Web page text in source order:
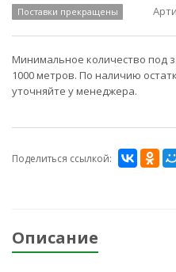
Поставки прекращены
Минимальное количество под
1000 метров. По наличию
уточняйте у менеджера.
Поделиться ссылкой:
Описание